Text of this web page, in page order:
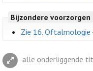
Bijzondere voorzorgen
Zie 16. Oftalmologie
alle onderliggende